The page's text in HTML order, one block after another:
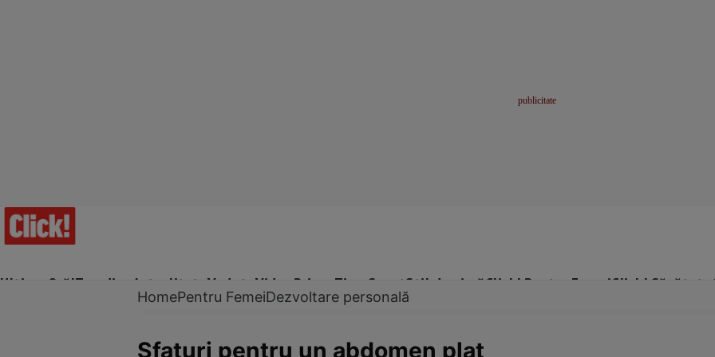
Ultima Oră!Trending Actualitate Vedete Video Prime Time SportStil de viațăClick! Pentru FemeiClick! Sănătate
HomePentru FemeiDezvoltare personală
Sfaturi pentru un abdomen plat